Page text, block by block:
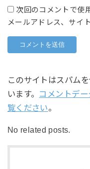
次回のコメントで使
メールアドレス、サイ
このサイトはスパム
います。 コメントデ
覧ください。
No related posts.